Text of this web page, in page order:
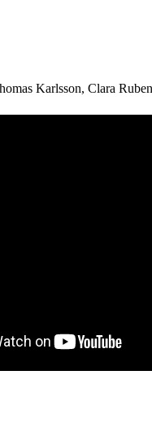
Karlsson, Clara